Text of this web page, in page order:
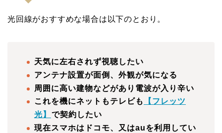
光回線がおすすめな場合は以下のとおり。
天気に左右されず視聴したい
アンテナ設置が面倒、外観が気になる
周囲に高い建物などがあり電波が入り辛い
これを機にネットもテレビも
【フレッツ
光】 で契約したい
現在スマホはドコモ、又はauを利用してい